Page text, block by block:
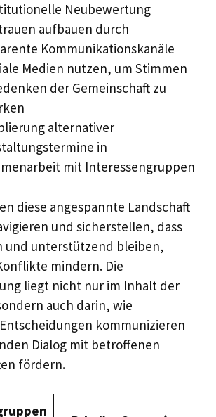
Neubewertung
aufbauen durch
Kommunikationskanäle
Medien nutzen, um Stimmen
der Gemeinschaft zu
alternativer
in
mit Interessengruppen
diese angespannte Landschaft
und sicherstellen, dass
und unterstützend bleiben,
mindern. Die
liegt nicht nur im Inhalt der
auch darin, wie
kommunizieren
Dialog mit betroffenen
fördern.